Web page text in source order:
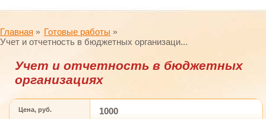
Главная
Готовые работы
Учет и отчетность в бюджетных организаци...
Учет и отчетность в бюджетных
организациях
Цена, руб. 1000